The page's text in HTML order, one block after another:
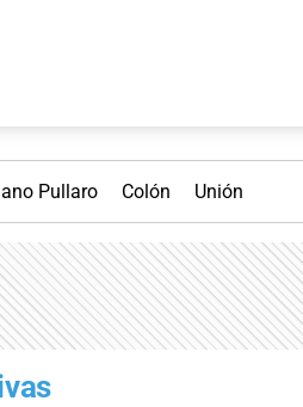
Pullaro Colón Unión